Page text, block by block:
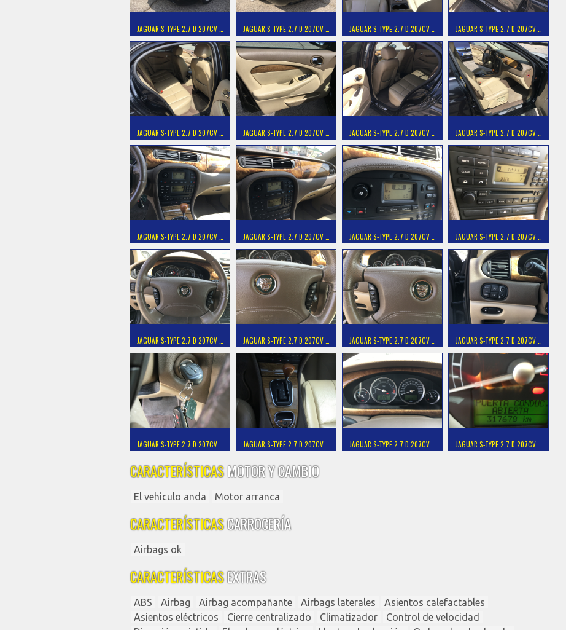
JAGUAR S-TYPE 2.7 D 207CV … JAGUAR S-TYPE 2.7 D 207CV … JAGUAR S-TYPE 2.7 D 207CV … JAGUAR S-TYPE 2.7 D 207CV …
JAGUAR S-TYPE 2.7 D 207CV … JAGUAR S-TYPE 2.7 D 207CV … JAGUAR S-TYPE 2.7 D 207CV … JAGUAR S-TYPE 2.7 D 207CV …
JAGUAR S-TYPE 2.7 D 207CV … JAGUAR S-TYPE 2.7 D 207CV … JAGUAR S-TYPE 2.7 D 207CV … JAGUAR S-TYPE 2.7 D 207CV …
JAGUAR S-TYPE 2.7 D 207CV … JAGUAR S-TYPE 2.7 D 207CV … JAGUAR S-TYPE 2.7 D 207CV … JAGUAR S-TYPE 2.7 D 207CV …
JAGUAR S-TYPE 2.7 D 207CV … JAGUAR S-TYPE 2.7 D 207CV … JAGUAR S-TYPE 2.7 D 207CV … JAGUAR S-TYPE 2.7 D 207CV …
CARACTERÍSTICASMOTOR Y CAMBIO
El vehiculo anda Motor arranca
CARACTERÍSTICASCARROCERÍA
Airbags ok
CARACTERÍSTICASEXTRAS
ABS Airbag Airbag acompañante Airbags laterales
Asientos calefactables
Asientos eléctricos
Cierre centralizado Climatizador
Control de velocidad